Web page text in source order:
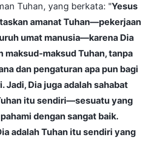
Tuhan, yang berkata: "Yesus
amanat Tuhan—pekerjaan
umat manusia—karena Dia
maksud-maksud Tuhan, tanpa
dan pengaturan apa pun bagi
Jadi, Dia juga adalah sahabat
itu sendiri—sesuatu yang
dengan sangat baik.
adalah Tuhan itu sendiri yang